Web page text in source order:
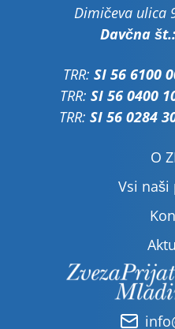
Dimičeva ulica
Davčna št.:
TRR: SI 56 6100
TRR: SI 56 0400
TRR: SI 56 0284
O
Vsi naši